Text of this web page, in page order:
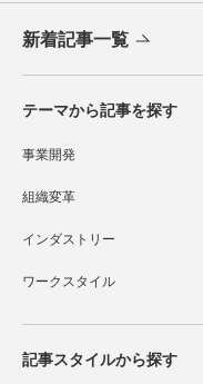
新着記事一覧
テーマから記事を探す
事業開発
組織変革
インダストリー
ワークスタイル
記事スタイルから探す